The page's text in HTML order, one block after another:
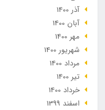
آذر 1400
آبان 1400
مهر 1400
شهریور 1400
مرداد 1400
تير 1400
خرداد 1400
اسفند 1399